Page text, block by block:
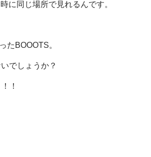
同じ場所で見れるんです。
たBOOOTS。
でしょうか？
！